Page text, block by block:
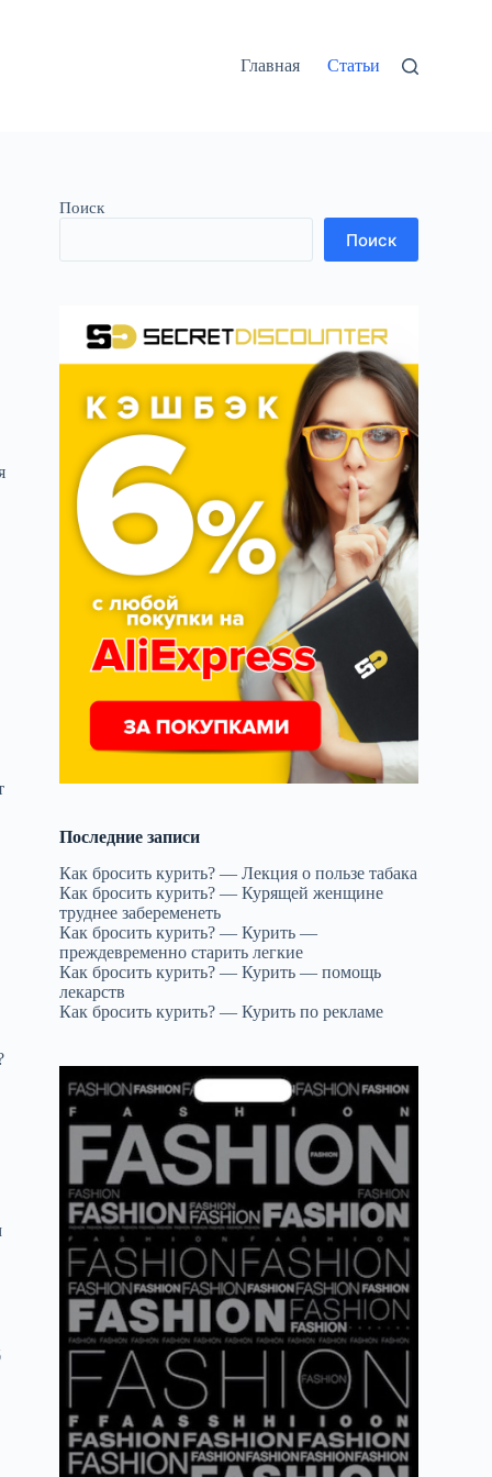
Главная Статьи
Поиск
Поиск
Последние записи
Как бросить курить? — Лекция о пользе табака
Как бросить курить? — Курящей женщине
труднее забеременеть
Как бросить курить? — Курить —
преждевременно старить легкие
Как бросить курить? — Курить — помощь
лекарств
Как бросить курить? — Курить по рекламе